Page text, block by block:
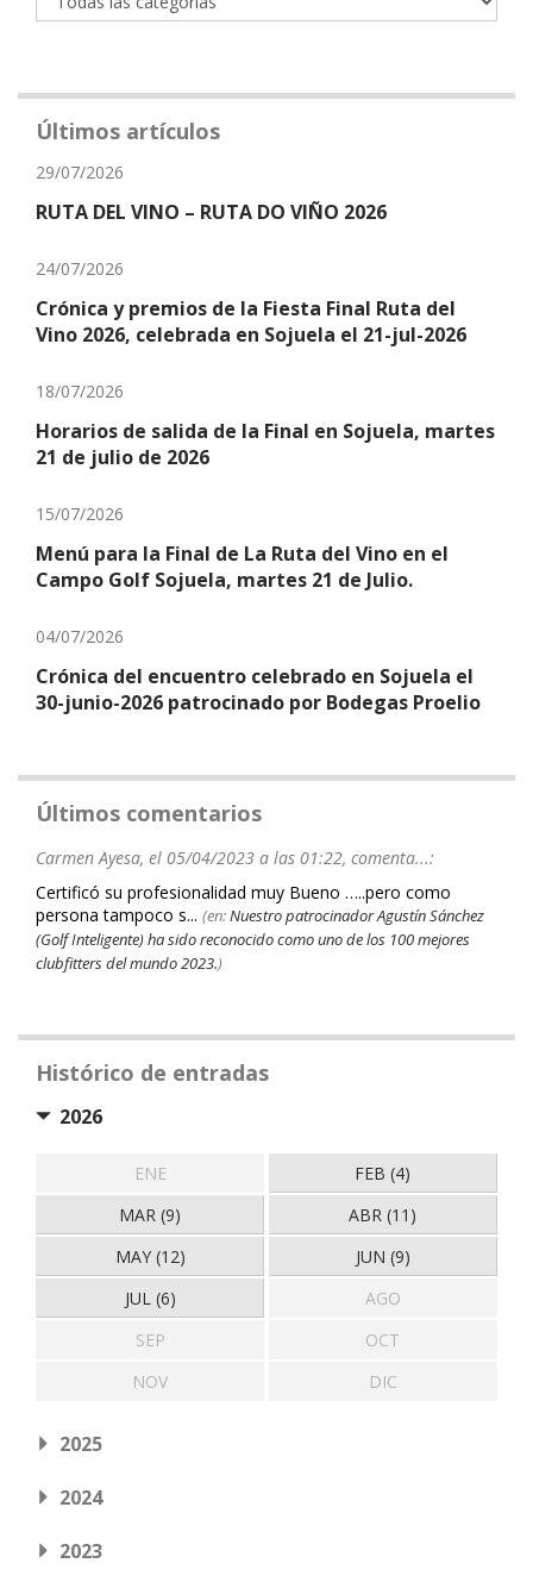
Últimos artículos
29/07/2026
RUTA DEL VINO – RUTA DO VIÑO 2026
24/07/2026
Crónica y premios de la Fiesta Final Ruta del
Vino 2026, celebrada en Sojuela el 21-jul-2026
18/07/2026
Horarios de salida de la Final en Sojuela, martes
21 de julio de 2026
15/07/2026
Menú para la Final de La Ruta del Vino en el
Campo Golf Sojuela, martes 21 de Julio.
04/07/2026
Crónica del encuentro celebrado en Sojuela el
30-junio-2026 patrocinado por Bodegas Proelio
Últimos comentarios
Carmen Ayesa, el 05/04/2023 a las 01:22, comenta...:
Certificó su profesionalidad muy Bueno …..pero como
persona tampoco s... (en:Nuestro patrocinador Agustín Sánchez
(Golf Inteligente) ha sido reconocido como uno de los 100 mejores
clubfitters del mundo 2023.)
Histórico de entradas
2026
ENE
FEB (4)
MAR (9)
ABR (11)
MAY (12)
JUN (9)
JUL (6)
AGO
SEP
OCT
NOV
DIC
2025
2024
2023